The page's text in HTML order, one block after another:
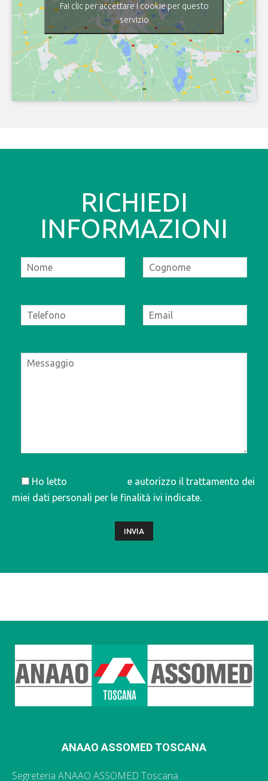
Fai clic per accettare i cookie per questo
servizio
RICHIEDI
INFORMAZIONI
Ho letto
e autorizzo il trattamento dei
miei dati personali per le finalità ivi indicate.
ANAAO ASSOMED TOSCANA
Segreteria ANAAO ASSOMED Toscana